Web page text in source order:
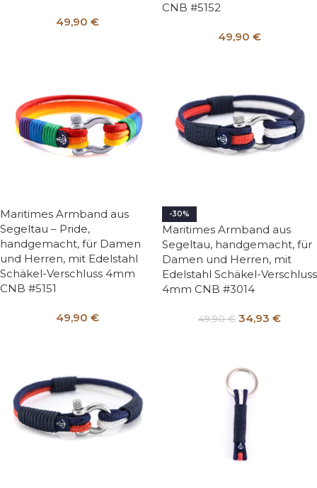
49,90 €
CNB #5152
49,90 €
Maritimes Armband aus
Segeltau – Pride,
handgemacht, für Damen
und Herren, mit Edelstahl
Schäkel-Verschluss 4mm
CNB #5151
49,90 €
-30%
Maritimes Armband aus
Segeltau, handgemacht, für
Damen und Herren, mit
Edelstahl Schäkel-Verschluss
4mm CNB #3014
49,90€ 34,93 €